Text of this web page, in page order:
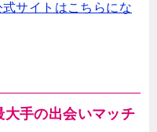
サイトはこちらにな
手の出会いマッチ